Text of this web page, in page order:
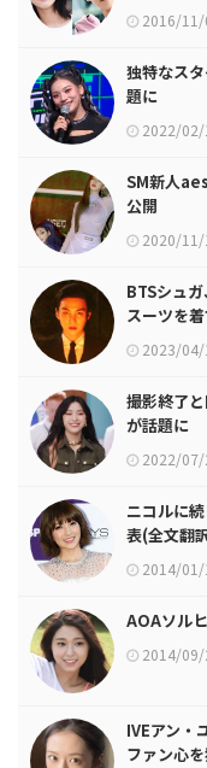
2016/11/
独特なス
題に
2022/02/
SM新人
公開
2020/11/
BTSシュ
スーツを
2023/
撮影終了
が話題に
2022/
ニコルに
表(全文翻
2014/01/
AOAソル
2014/
IVEアン・
ファン心を